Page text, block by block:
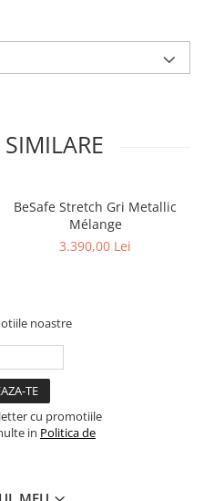
BeSafe Stretch Gri Metallic
Mélange
3.390,00 Lei
noastre
cu promotiile
in Politica de